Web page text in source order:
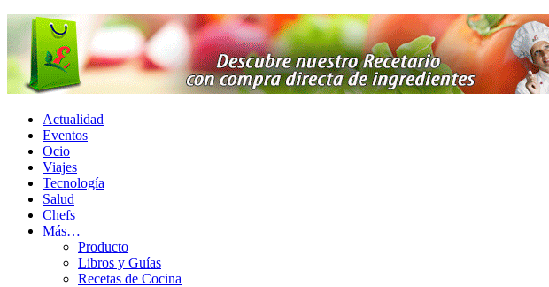
Actualidad
Eventos
Ocio
Viajes
Tecnología
Salud
Chefs
Más…
Producto
Libros y Guías
Recetas de Cocina